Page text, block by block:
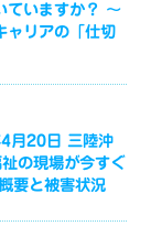
ていますか？ ～
ャリアの「仕切
4月20日 三陸沖
の現場が今すぐ
要と被害状況